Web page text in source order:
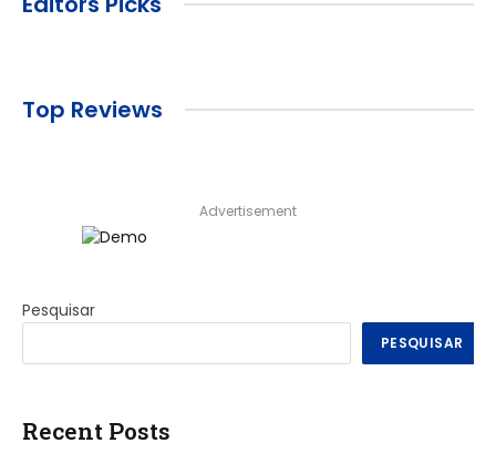
Top Reviews
Advertisement
Pesquisar
PESQUISAR
Recent Posts